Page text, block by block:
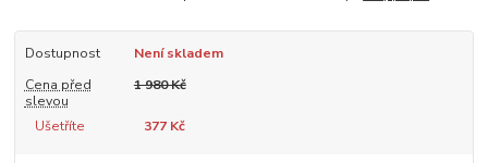
Dostupnost
Není skladem
Cena před
slevou
1 980 Kč
Ušetříte 377 Kč